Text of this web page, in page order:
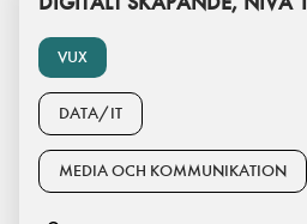
VUX
DATA/IT
MEDIA OCH KOMMUNIKATION